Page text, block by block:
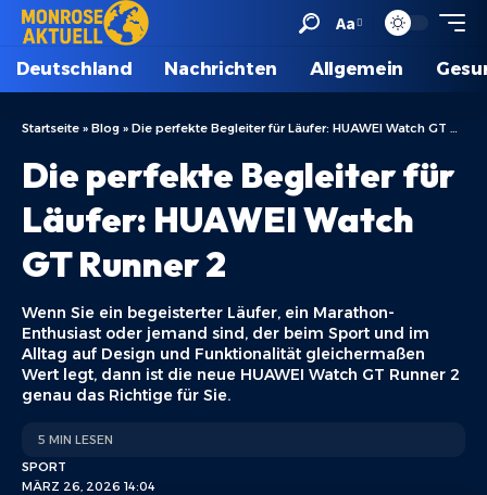
Aa
Deutschland Nachrichten Allgemein
Startseite » Blog » Die perfekte Begleiter für Läufer: HUAWEI Watch GT Runner 2
Die perfekte Begleiter für
Läufer: HUAWEI Watch
GT Runner 2
Wenn Sie ein begeisterter Läufer, ein Marathon-
Enthusiast oder jemand sind, der beim Sport und im
Alltag auf Design und Funktionalität gleichermaßen
Wert legt, dann ist die neue HUAWEI Watch GT Runner 2
genau das Richtige für Sie.
MÄRZ 26, 2026 14:04
SPORT
5 MIN LESEN